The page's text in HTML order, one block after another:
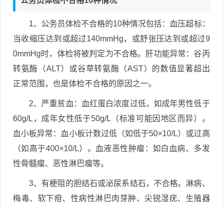
1、公务员体检不合格的10种情况包括：血压超标：
当收缩压达到或超过140mmHg，或舒张压达到或超过9
0mmHg时，体检将被判定为不合格。肝功能异常：谷丙
转氨酶（ALT）或谷草转氨酶（AST）的数值显著超出
正常范围，也是体检不合格的原因之一。
2、严重贫血：血红蛋白浓度过低，如成年男性低于
60g/L，成年女性低于50g/L（标准可能因地区而异）。
血小板异常：血小板计数过低（如低于50×10/L）或过高
（如高于400×10/L）。血液恶性肿瘤：如白血病、多发
性骨髓瘤、恶性淋巴瘤等。
3、有梗阻的胆结石或泌尿系结石，不合格。淋病、
梅毒、软下疳、性病性淋巴肉芽肿、尖锐湿疣、生殖器